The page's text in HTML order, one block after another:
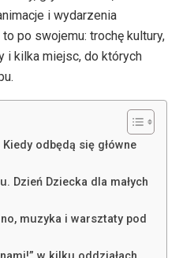
i wydarzenia
po swojemu: trochę kultury,
i kilka miejsc, do których
odbędą się główne
Dzień Dziecka dla małych
muzyka i warsztaty pod